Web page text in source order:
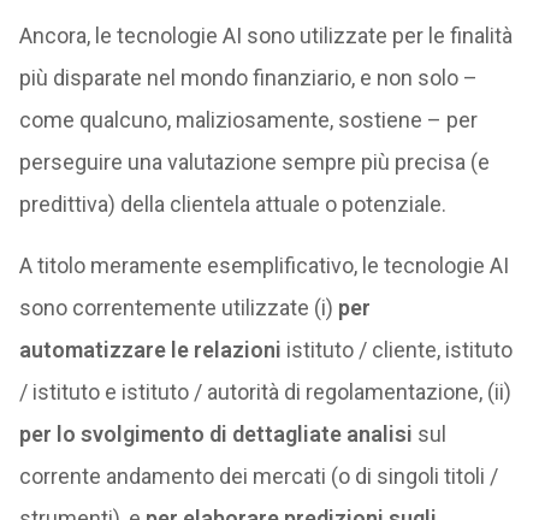
Ancora, le tecnologie AI sono utilizzate per le finalità
più disparate nel mondo finanziario, e non solo –
come qualcuno, maliziosamente, sostiene – per
perseguire una valutazione sempre più precisa (e
predittiva) della clientela attuale o potenziale.
A titolo meramente esemplificativo, le tecnologie AI
sono correntemente utilizzate (i) per
automatizzare le relazioni istituto / cliente, istituto
/ istituto e istituto / autorità di regolamentazione, (ii)
per lo svolgimento di dettagliate analisi sul
corrente andamento dei mercati (o di singoli titoli /